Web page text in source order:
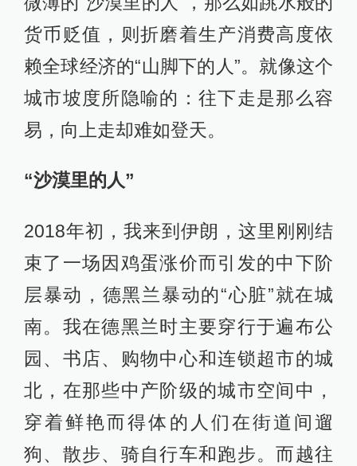
货币贬值，则折磨着生产消费高度依
赖全球经济的“山脚下的人”。就像这个
城市坡度所隐喻的：往下走是那么容
易，向上走却难如登天。
“沙漠里的人”
2018年初，我来到伊朗，这里刚刚结
束了一场因鸡蛋涨价而引发的中下阶
层暴动，德黑兰暴动的“心脏”就在城
南。我在德黑兰时主要穿行于遍布公
园、书店、购物中心和连锁超市的城
北，在那些中产阶级的城市空间中，
穿着鲜艳而得体的人们在街道间遛
狗、散步、骑自行车和跑步。而越往